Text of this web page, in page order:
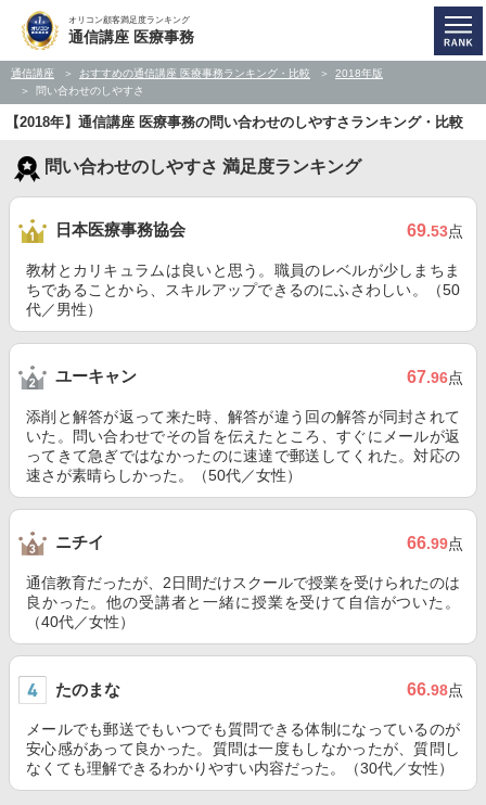
オリコン顧客満足度ランキング
通信講座 医療事務
通信講座 おすすめの通信講座 医療事務ランキング・比較
2018年版
問い合わせのしやすさ
【2018年】通信講座 医療事務の問い合わせのしやすさランキング・比較
問い合わせのしやすさ 満足度ランキング
日本医療事務協会 69.53点
教材とカリキュラムは良いと思う。職員のレベルが少しまちま
ちであることから、スキルアップできるのにふさわしい。（50
代／男性）
ユーキャン 67.96点
添削と解答が返って来た時、解答が違う回の解答が同封されて
いた。問い合わせでその旨を伝えたところ、すぐにメールが返
ってきて急ぎではなかったのに速達で郵送してくれた。対応の
速さが素晴らしかった。（50代／女性）
ニチイ 66.99点
通信教育だったが、2日間だけスクールで授業を受けられたのは
良かった。他の受講者と一緒に授業を受けて自信がついた。
（40代／女性）
たのまな 66.98点
メールでも郵送でもいつでも質問できる体制になっているのが
安心感があって良かった。質問は一度もしなかったが、質問し
なくても理解できるわかりやすい内容だった。（30代／女性）